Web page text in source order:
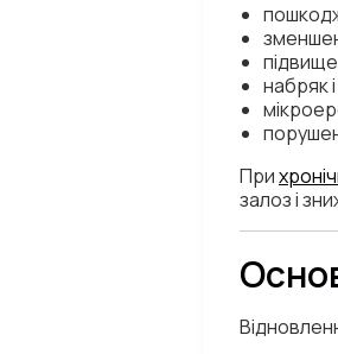
набряк
При
залоз і